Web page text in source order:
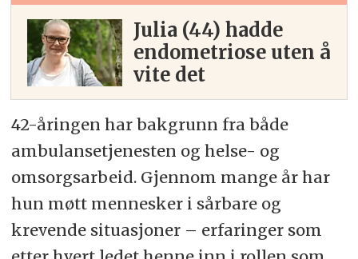
Julia (44) hadde
endometriose uten å
vite det
42-åringen har bakgrunn fra både
ambulansetjenesten og helse- og
omsorgsarbeid. Gjennom mange år har
hun møtt mennesker i sårbare og
krevende situasjoner – erfaringer som